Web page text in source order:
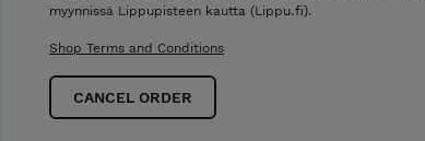
myynnissä Lippupisteen kautta (Lippu.fi).
Shop Terms and Conditions
CANCEL ORDER